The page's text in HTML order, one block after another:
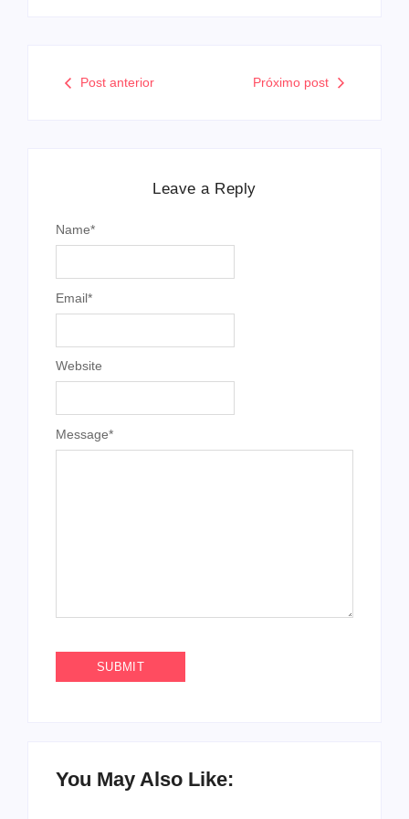
Post anterior Próximo post
Leave a Reply
Message*
Name*
Email*
Website
You May Also Like: